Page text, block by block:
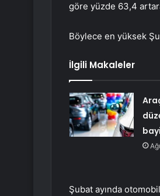
göre yüzde 63,4
Böylece en yüksek
İlgili Makaleler
Şubat ayında